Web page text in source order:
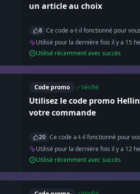
un article au choix
8 Ce code a-t-il fonctionné pour
Utilisé pour la dernière fois il y a 15
Utilisé récemment avec succès
Code promo Vérifié
Utilisez le code promo
votre commande
20 Ce code a-t-il fonctionné pour
Utilisé pour la dernière fois il y a 12
Utilisé récemment avec succès